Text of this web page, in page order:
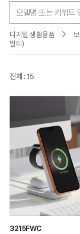
디지털 생활용품
멀티)
전체 : 15
3215FWC